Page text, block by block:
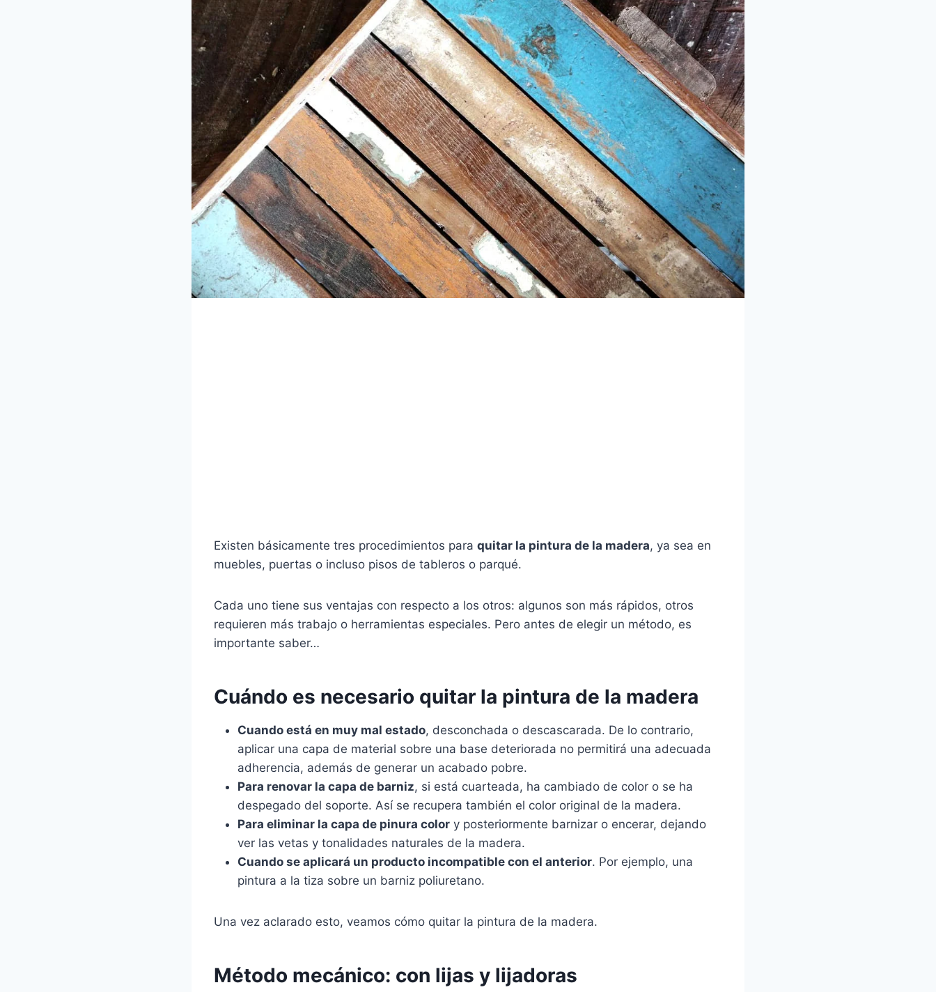
Existen básicamente tres procedimientos para quitar la pintura de la madera, ya sea en
muebles, puertas o incluso pisos de tableros o parqué.
Cada uno tiene sus ventajas con respecto a los otros: algunos son más rápidos, otros
requieren más trabajo o herramientas especiales. Pero antes de elegir un método, es
importante saber…
Cuándo es necesario quitar la pintura de la madera
Cuando está en muy mal estado, desconchada o descascarada. De lo contrario,
aplicar una capa de material sobre una base deteriorada no permitirá una adecuada
adherencia, además de generar un acabado pobre.
Para renovar la capa de barniz, si está cuarteada, ha cambiado de color o se ha
despegado del soporte. Así se recupera también el color original de la madera.
Para eliminar la capa de pinura color y posteriormente barnizar o encerar, dejando
ver las vetas y tonalidades naturales de la madera.
Cuando se aplicará un producto incompatible con el anterior. Por ejemplo, una
pintura a la tiza sobre un barniz poliuretano.
Una vez aclarado esto, veamos cómo quitar la pintura de la madera.
Método mecánico: con lijas y lijadoras